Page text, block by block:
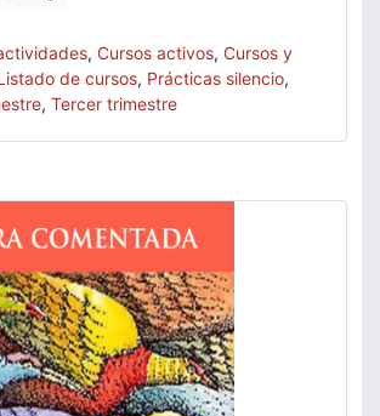
, Cursos activos, Cursos y
de cursos, Prácticas silencio,
, Tercer trimestre